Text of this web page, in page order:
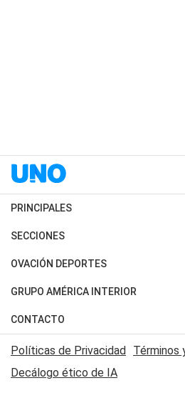
PRINCIPALES
Últimas Noticias
Política
Judiciales
Economia
SECCIONES
Horóscopo
Motores
Trucos caseros
Series y Películas
Edictos y Solicitadas
OVACIÓN DEPORTES
Fútbol
Mundial
Automovilismo
Rugby
GRUPO AMÉRICA INTERIOR
Canal 7 en Vivo
CONTACTO
Acerca de Nosotros
Contactanos
Políticas de Privacidad Términos
Decálogo ético de IA